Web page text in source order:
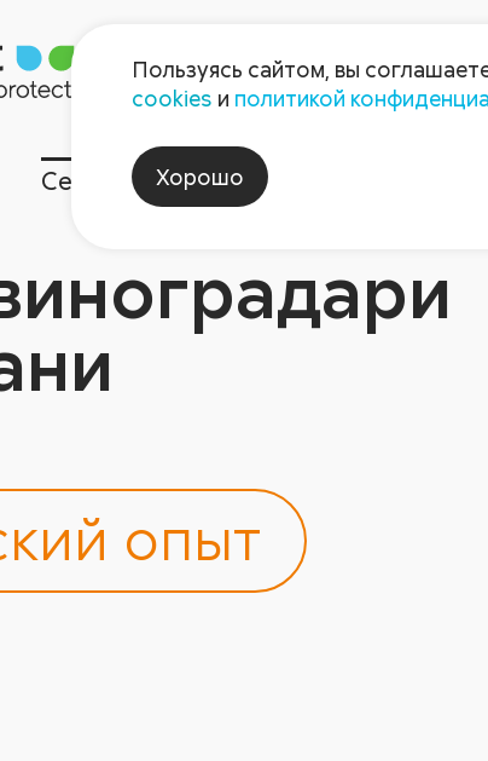
Пресс-центр
Сервисы Компания
опыт
Пользуясь сайтом, вы
cookies и политикой
Хорошо